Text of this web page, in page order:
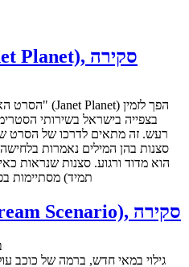
״עולמה של ג'נט״ (Janet Planet), סקירה
בצפייה בישראל בשירותי
רעש. זה מתאים לדרכו של הסרט
סצנות בהן המילים נאמרות
הוא מדוד ורגוע. סצנות שנראות
תמיד) מסתיימות
״האיש מהחלומות״ (Dream Scenario), סקירה